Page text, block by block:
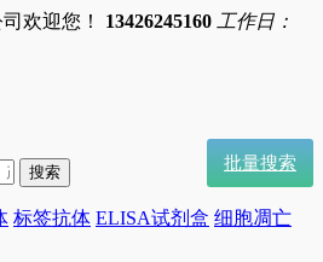
欢迎您！ 13426245160 工作日：
搜索 批量搜索
标签抗体 ELISA试剂盒 细胞凋亡